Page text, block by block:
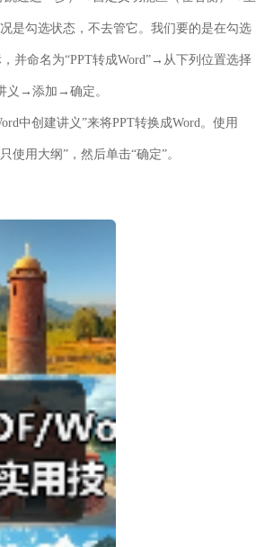
是勾选状态，不去管它。我们要的是在勾选
命名为“PPT转成Word”→从下列位置选择
义→添加→确定。
中创建讲义”来将PPT转换成Word。使用
使用大纲”，然后单击“确定”。